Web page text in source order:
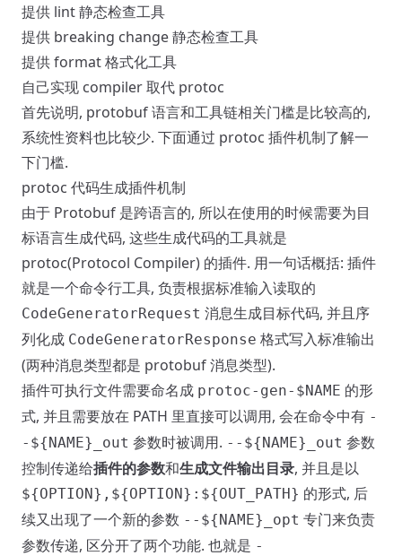
提供 lint 静态检查工具
提供 breaking change 静态检查工具
提供 format 格式化工具
自己实现 compiler 取代 protoc
首先说明, protobuf 语言和工具链相关门槛是比较高的,
系统性资料也比较少. 下面通过 protoc 插件机制了解一
下门槛.
protoc 代码生成插件机制
由于 Protobuf 是跨语言的, 所以在使用的时候需要为目
标语言生成代码, 这些生成代码的工具就是
protoc(Protocol Compiler) 的插件. 用一句话概括: 插件
就是一个命令行工具, 负责根据标准输入读取的
CodeGeneratorRequest 消息生成目标代码, 并且序
列化成 CodeGeneratorResponse 格式写入标准输出
(两种消息类型都是 protobuf 消息类型).
插件可执行文件需要命名成 protoc-gen-$NAME 的形
式, 并且需要放在 PATH 里直接可以调用, 会在命令中有 -
-${NAME}_out 参数时被调用. --${NAME}_out 参数
控制传递给插件的参数和生成文件输出目录, 并且是以
${OPTION},${OPTION}:${OUT_PATH} 的形式, 后
续又出现了一个新的参数 --${NAME}_opt 专门来负责
参数传递, 区分开了两个功能. 也就是 -